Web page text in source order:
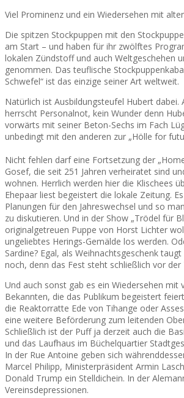
Viel Prominenz und ein Wiedersehen mit
Die spitzen Stockpuppen mit den
am Start – und haben für ihr zwölftes
lokalen Zündstoff und auch Weltgeschehen
genommen. Das teuflische
Schwefel“ ist das einzige seiner Art weltweit.
Natürlich ist Ausbildungsteufel Hubert dabei.
herrscht Personalnot, kein Wunder denn
vorwärts mit seiner Beton-Sechs im Fach
unbedingt mit den anderen zur „Hölle for
Nicht fehlen darf eine Fortsetzung der
Gosef, die seit 251 Jahren verheiratet sind
wohnen. Herrlich werden hier die Klischees
Ehepaar liest begeistert die lokale Zeitung.
Planungen für den Jahreswechsel und so
zu diskutieren. Und in der Show „Trödel für
originalgetreuen Puppe von Horst Lichter
ungeliebtes Herings-Gemälde los werden.
Sardine? Egal, als Weihnachtsgeschenk
noch, denn das Fest steht schließlich vor der
Und auch sonst gab es ein Wiedersehen mit
Bekannten, die das Publikum begeistert
die Reaktorratte Ede von Tihange oder
eine weitere Beförderung zum leitenden
Schließlich ist der Puff ja derzeit auch die
und das Laufhaus im Büchelquartier
In der Rue Antoine geben sich
Marcel Philipp, Ministerpräsident Armin
Donald Trump ein Stelldichein. In der
Vereinsdepressionen.